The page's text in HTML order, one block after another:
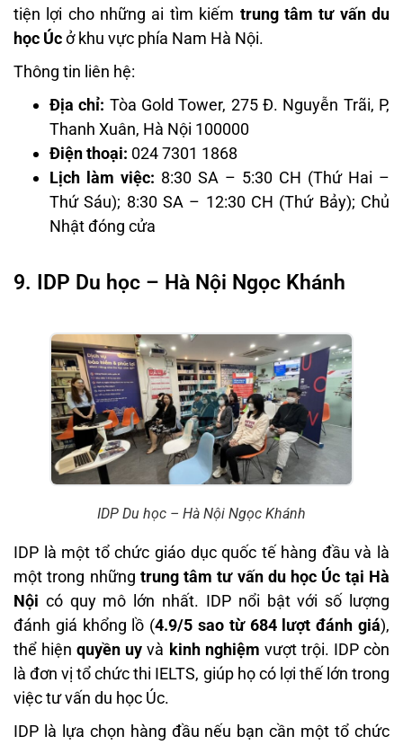
tiện lợi cho những ai tìm kiếm trung tâm tư vấn du
học Úcở khu vực phía Nam Hà Nội.
Thông tin liên hệ:
Địa chỉ: Tòa Gold Tower, 275 Đ. Nguyễn Trãi, P,
Thanh Xuân, Hà Nội 100000
Điện thoại: 024 7301 1868
Lịch làm việc: 8:30 SA – 5:30 CH (Thứ Hai –
Thứ Sáu); 8:30 SA – 12:30 CH (Thứ Bảy); Chủ
Nhật đóng cửa
9. IDP Du học – Hà Nội Ngọc Khánh
IDP Du học – Hà Nội Ngọc Khánh
IDP là một tổ chức giáo dục quốc tế hàng đầu và là
một trong những trung tâm tư vấn du học Úc tại Hà
Nội có quy mô lớn nhất. IDP nổi bật với số lượng
đánh giá khổng lồ (4.9/5 sao từ 684 lượt đánh giá),
thể hiệnquyền uy và kinh nghiệm vượt trội. IDP còn
là đơn vị tổ chức thi IELTS, giúp họ có lợi thế lớn trong
việc tư vấn du học Úc.
IDP là lựa chọn hàng đầu nếu bạn cần một tổ chức